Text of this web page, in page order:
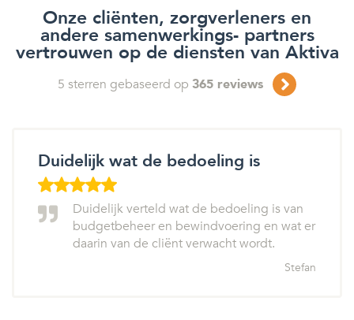
Onze cliënten, zorgverleners en
andere samenwerkings- partners
vertrouwen op de diensten van Aktiva
5 sterren gebaseerd op 365 reviews
Duidelijk wat de bedoeling is
Duidelijk verteld wat de bedoeling is van
budgetbeheer en bewindvoering en wat er
daarin van de cliënt verwacht wordt.
Stefan